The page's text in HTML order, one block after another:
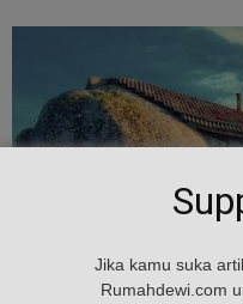
Jika kamu suka
Rumahdewi.com